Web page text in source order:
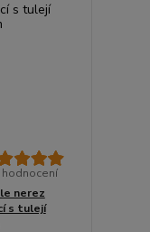
hodnocení
nerez
s tulejí